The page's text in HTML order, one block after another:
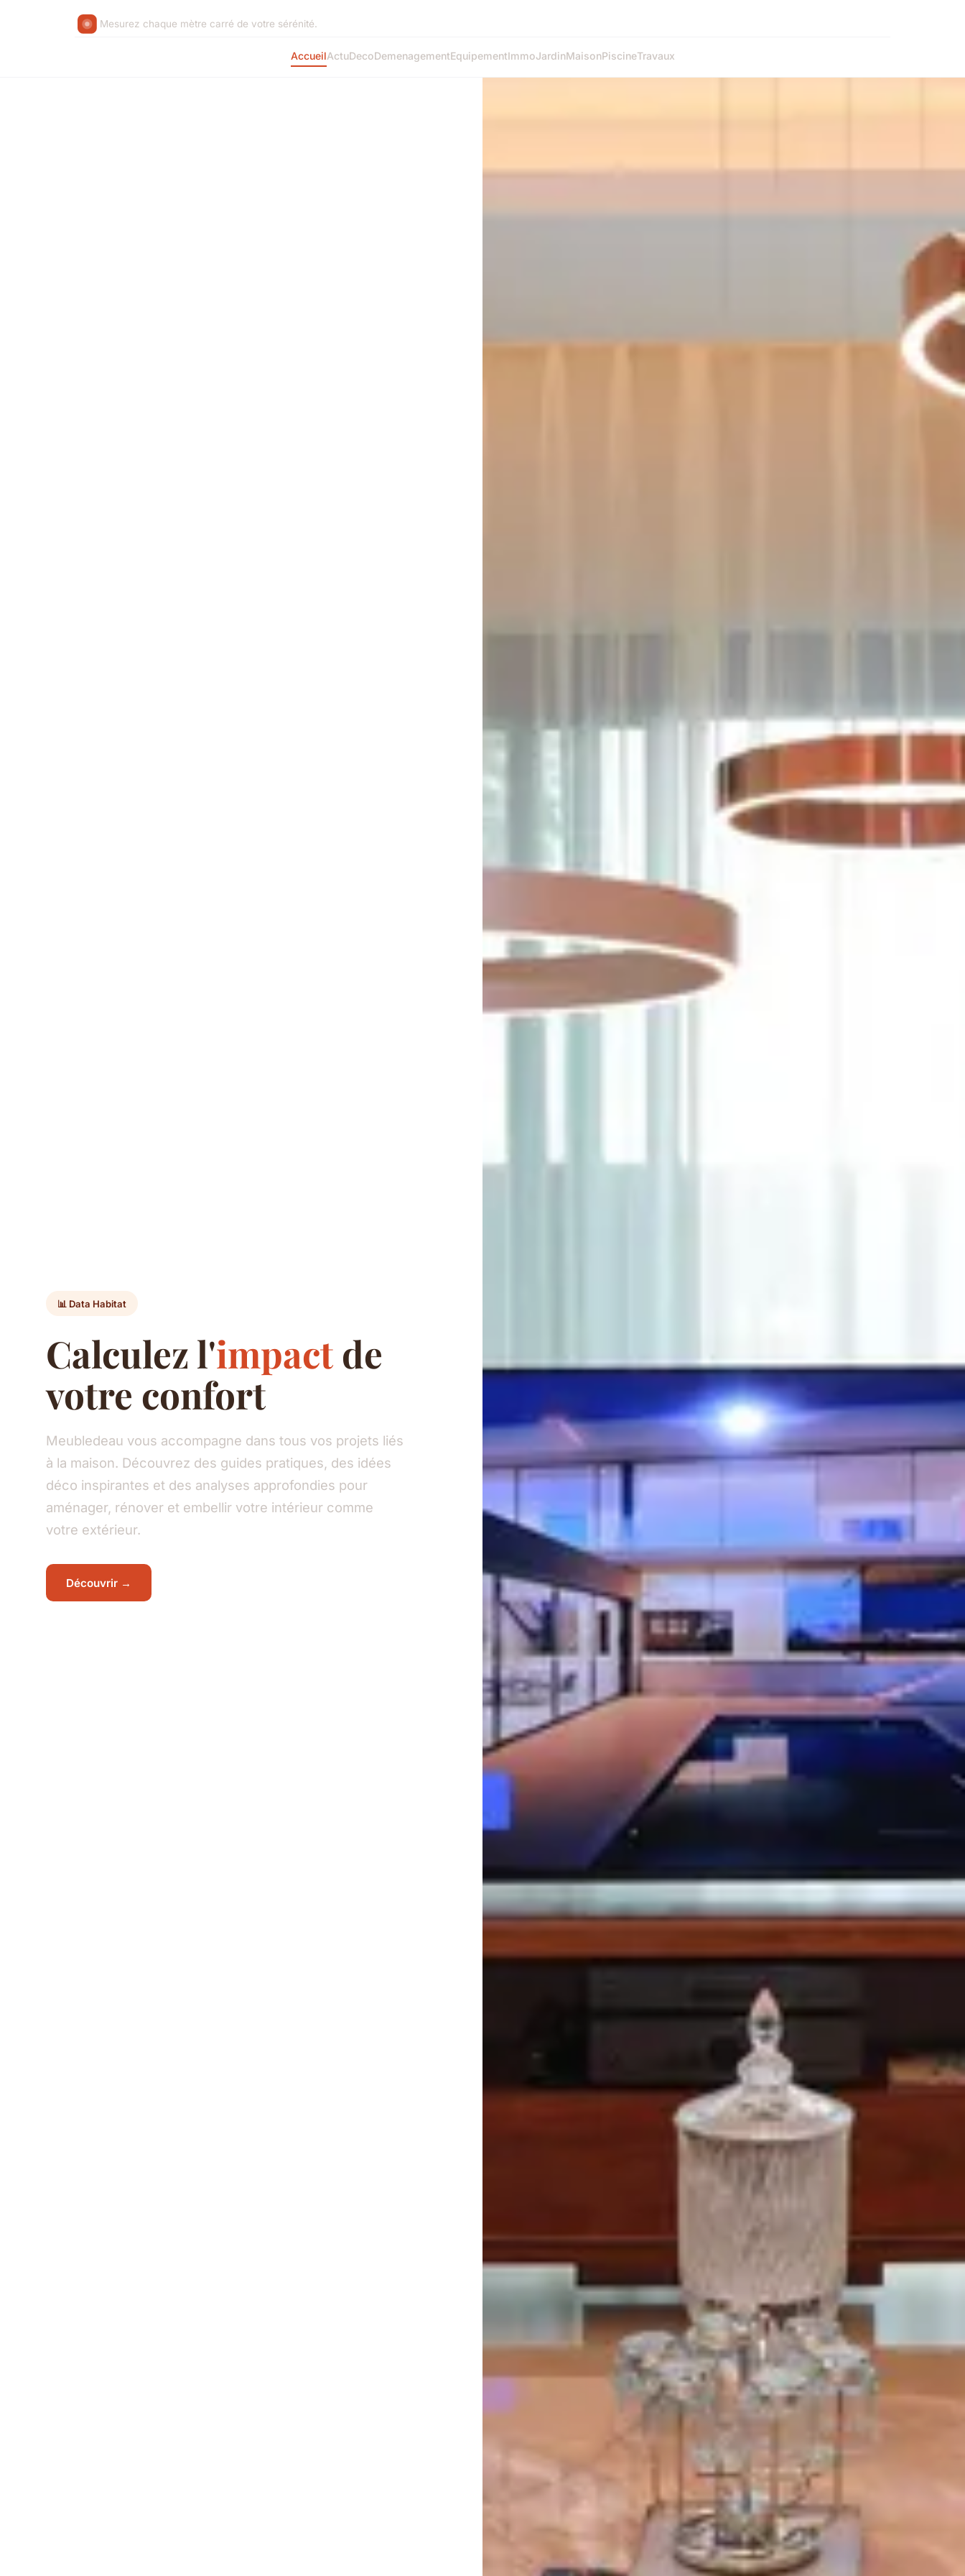
Mesurez chaque mètre carré de votre sérénité.
AccueilActuDecoDemenagementEquipementImmoJardinMaisonPiscineTravaux
📊 Data Habitat
Calculez l'impact de
votre confort
Meubledeau vous accompagne dans tous vos projets liés
à la maison. Découvrez des guides pratiques, des idées
déco inspirantes et des analyses approfondies pour
aménager, rénover et embellir votre intérieur comme
votre extérieur.
Découvrir →